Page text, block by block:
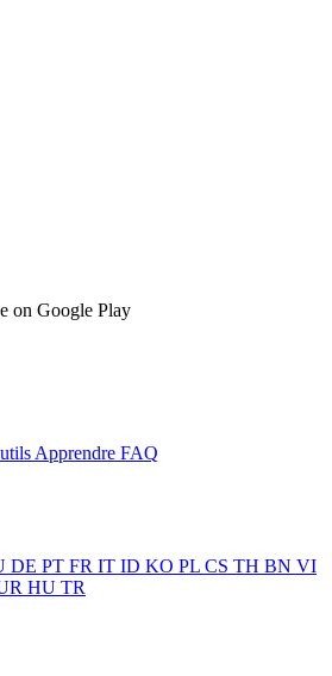
on Google Play
Apprendre FAQ
DE PT FR IT ID KO PL CS TH BN VI
HU TR